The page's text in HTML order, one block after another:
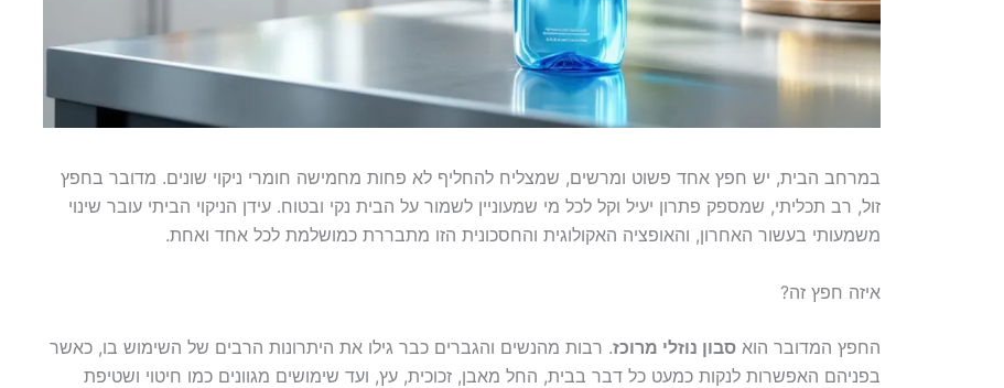
במרחב הבית, יש חפץ אחד פשוט ומרשים, שמצליח להחליף לא פחות מחמישה חומרי ניקוי שונים. מדובר בחפץ
זול, רב תכליתי, שמספק פתרון יעיל וקל לכל מי שמעוניין לשמור על הבית נקי ובטוח. עידן הניקוי הביתי עובר שינוי
משמעותי בעשור האחרון, והאופציה האקולוגית והחסכונית הזו מתבררת כמושלמת לכל אחד ואחת.
איזה חפץ זה?
החפץ המדובר הוא סבון נוזלי מרוכז. רבות מהנשים והגברים כבר גילו את היתרונות הרבים של השימוש בו, כאשר
בפניהם האפשרות לנקות כמעט כל דבר בבית, החל מאבן, זכוכית, עץ, ועד שימושים מגוונים כמו חיטוי ושטיפת